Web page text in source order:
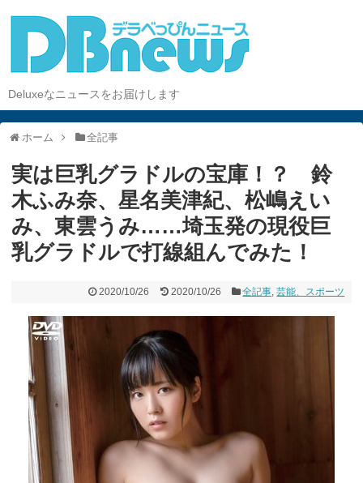
Deluxeなニュースをお届けします
ホーム 全記事
実は巨乳グラドルの宝庫！？ 鈴
木ふみ奈、星名美津紀、松嶋えい
み、東雲うみ……埼玉発の現役巨
乳グラドルで打線組んでみた！
2020/10/26 2020/10/26 全記事,芸能、スポーツ